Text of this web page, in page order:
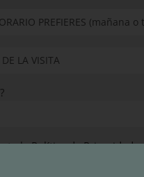
laPolítica de Privacidad